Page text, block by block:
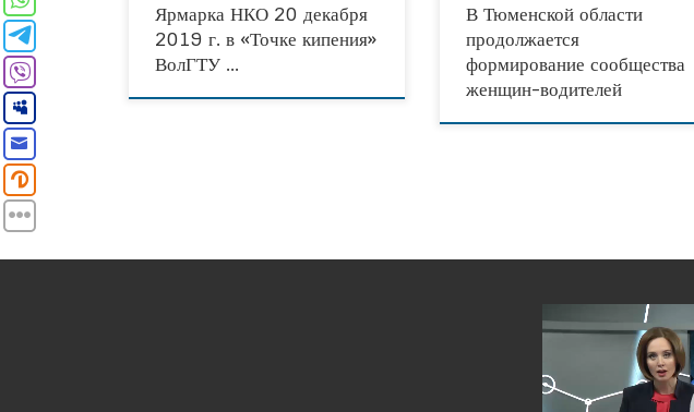
Ярмарка НКО 20 декабря
2019 г. в «Точке кипения»
ВолГТУ …
В Тюменской области
продолжается
формирование сообщества
женщин-водителей